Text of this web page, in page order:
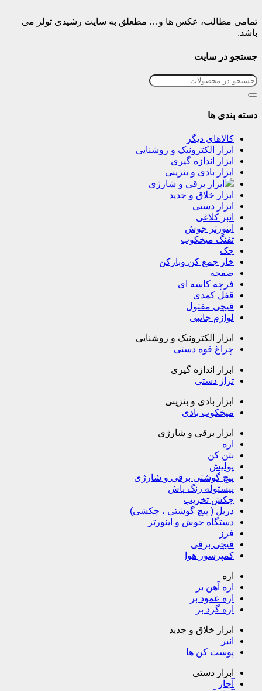
تمامی مطالب، عکس ها و… مطعلق به سایت رشیدی تولز می
باشد.
جستجو در سایت
دسته بندی ها
کالاهای دیگر
ابزار الکترونیک و روشنایی
ابزار اندازه گیری
ابزار بادی و بنزینی
ابزار برقی و شارژی
ابزار خلاق و جدید
ابزار دستی
انبر کلاغی
اینورتر جوش
تفنگ میخکوب
جک
خار جمع کن وبازکن
صفحه
فرچه کاسه ای
قفل کمدی
قیچی مفتول
لوازم جانبی
ابزار الکترونیک و روشنایی
چراغ قوه دستی
ابزار اندازه گیری
تراز دستی
ابزار بادی و بنزینی
میخکوب بادی
ابزار برقی و شارژی
اره
بتن کن
پولیش
پیچ گوشتی برقی و شارژی
پیستوله رنگ پاش
چکش تخریب
دریل ( پیچ گوشتی ، چکشی)
دستگاه جوش و اینورتر
فرز
قیچی برقی
کمپرسور هوا
اره
اره آهن بر
اره عمود بر
اره گرد بر
ابزار خلاق و جدید
انبر
پوست کن ها
ابزار دستی
آچار